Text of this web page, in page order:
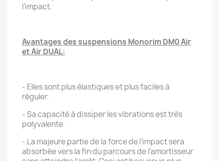
l’impact.
Avantages des suspensions Monorim DM0 Air
et Air DUAL:
- Elles sont plus élastiques et plus faciles à
réguler.
- Sa capacité à dissiper les vibrations est très
polyvalente.
- La majeure partie de la force de l’impact sera
absorbée vers la fin du parcours de l’amortisseur